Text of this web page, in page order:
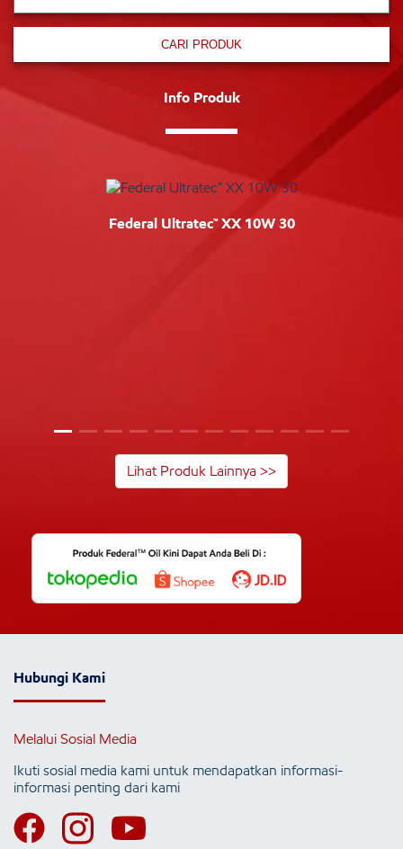
CARI PRODUK
Info Produk
Federal Ultratec™ XX 10W 30
Lihat Produk Lainnya >>
Hubungi Kami
Melalui Sosial Media
Ikuti sosial media kami untuk mendapatkan informasi-
informasi penting dari kami